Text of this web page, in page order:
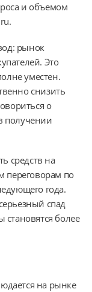
и объемом
рынок
Это
уместен.
снизить
о
получении
средств на
переговорам по
года.
спад
становятся более
на рынке